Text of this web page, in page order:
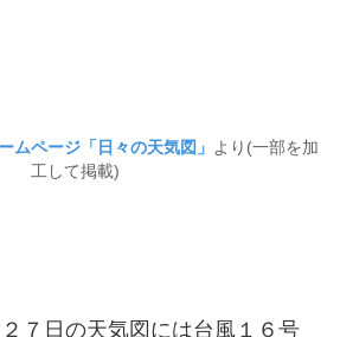
ムページ「日々の天気図」 より(一部を加
工して掲載)
７日の天気図には台風１６号